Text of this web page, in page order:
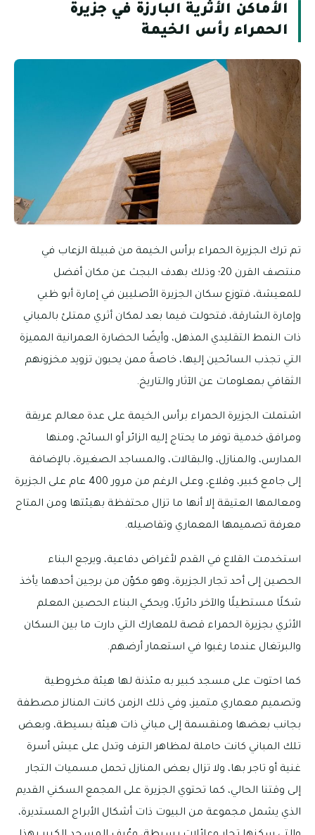
الأماكن الأثرية البارزة في جزيرة
الحمراء رأس الخيمة
تم ترك الجزيرة الحمراء برأس الخيمة من قبيلة الزعاب في
منتصف القرن 20؛ وذلك بهدف البجث عن مكان أفضل
للمعيشة، فتوزع سكان الجزيرة الأصليين في إمارة أبو ظبي
وإمارة الشارقة، فتحولت فيما بعد لمكان أثري ممتلئ بالمباني
ذات النمط التقليدي المذهل، وأيضًا الحضارة العمرانية المميزة
التي تجذب السائحين إليها، خاصةً ممن يحبون تزويد مخزونهم
الثقافي بمعلومات عن الآثار والتاريخ.
اشتملت الجزيرة الحمراء برأس الخيمة على عدة معالم عريقة
ومرافق خدمية توفر ما يحتاج إليه الزائر أو السائح، ومنها
المدارس، والمنازل، والبقالات، والمساجد الصغيرة، بالإضافة
إلى جامع كبير، وقلاع، وعلى الرغم من مرور 400 عام على الجزيرة
ومعالمها العتيقة إلا أنها ما تزال محتفظة بهيئتها ومن المتاح
معرفة تصميمها المعماري وتفاصيله.
استخدمت القلاع في القدم لأغراض دفاعية، ويرجع البناء
الحصين إلى أحد تجار الجزيرة، وهو مكوّن من برجين أحدهما يأخذ
شكلًا مستطيلًا والآخر دائريًا، ويحكي البناء الحصين المعلم
الأثري بجزيرة الحمراء قصة للمعارك التي دارت ما بين السكان
والبرتغال عندما رغبوا في استعمار أرضهم.
كما احتوت على مسجد كبير به مئذنة لها هيئة مخروطية
وتصميم معماري متميز، وفي ذلك الزمن كانت المنالز مصطفة
بجانب بعضها ومنقسمة إلى مباني ذات هيئة بسيطة، وبعض
تلك المباني كانت حاملة لمظاهر الترف وتدل على عيش أسرة
غنية أو تاجر بها، ولا تزال بعض المنازل تحمل مسميات التجار
إلى وقتنا الحالي، كما تحتوي الجزيرة على المجمع السكني القديم
الذي يشمل مجموعة من البيوت ذات أشكال الأبراج المستديرة،